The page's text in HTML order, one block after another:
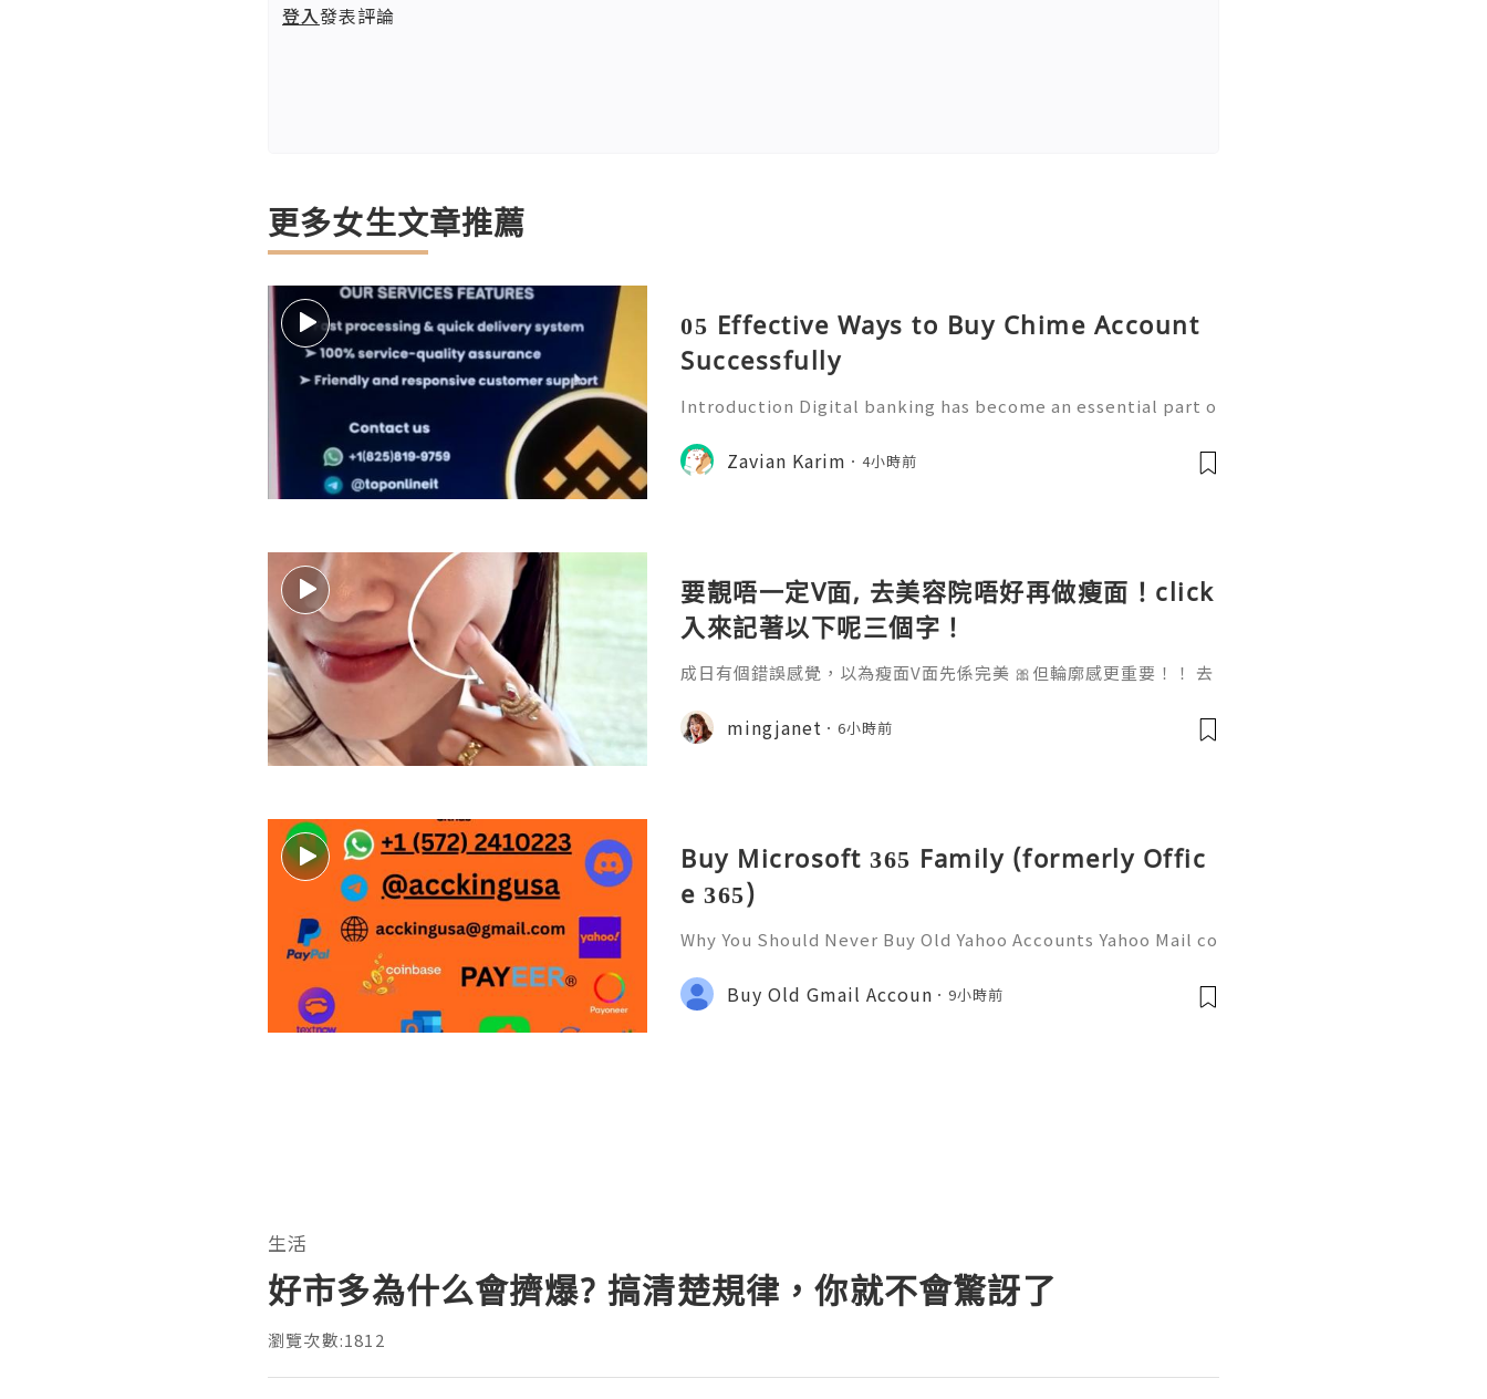
登入發表評論
更多女生文章推薦
05 Effective Ways to Buy Chime Account
Successfully
Introduction Digital banking has become an essential part o
banking platforms, people can now handle payments, moni
tor transactions, and manage
Zavian Karim 4小時前
要靚唔一定V面, 去美容院唔好再做瘦面！click
入來記著以下呢三個字！
成日有個錯誤感覺，以為瘦面V面先係完美 🎀但輪廓感更重要！！ 去
療程係=做Duo Tite + Oligio 呢2部機 ✨簡直係天衣無縫!
mingjanet 6小時前
Buy Microsoft 365 Family (formerly Offic
e 365)
Why You Should Never Buy Old Yahoo Accounts Yahoo Mail co
onal communication, business correspondence, and online a
ccount recovery. Because of
Buy Old Gmail Accoun 9小時前
生活
好市多為什么會擠爆? 搞清楚規律，你就不會驚訝了
瀏覽次數:1812